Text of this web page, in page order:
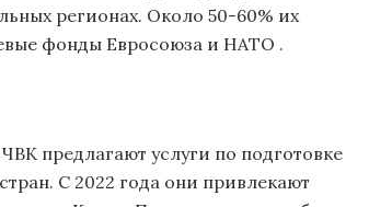
регионах. Около 50-60% их
фонды Евросоюза и НАТО .
предлагают услуги по подготовке
С 2022 года они привлекают